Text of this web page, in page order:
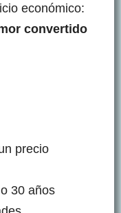
económico:
convertido
precio
30 años